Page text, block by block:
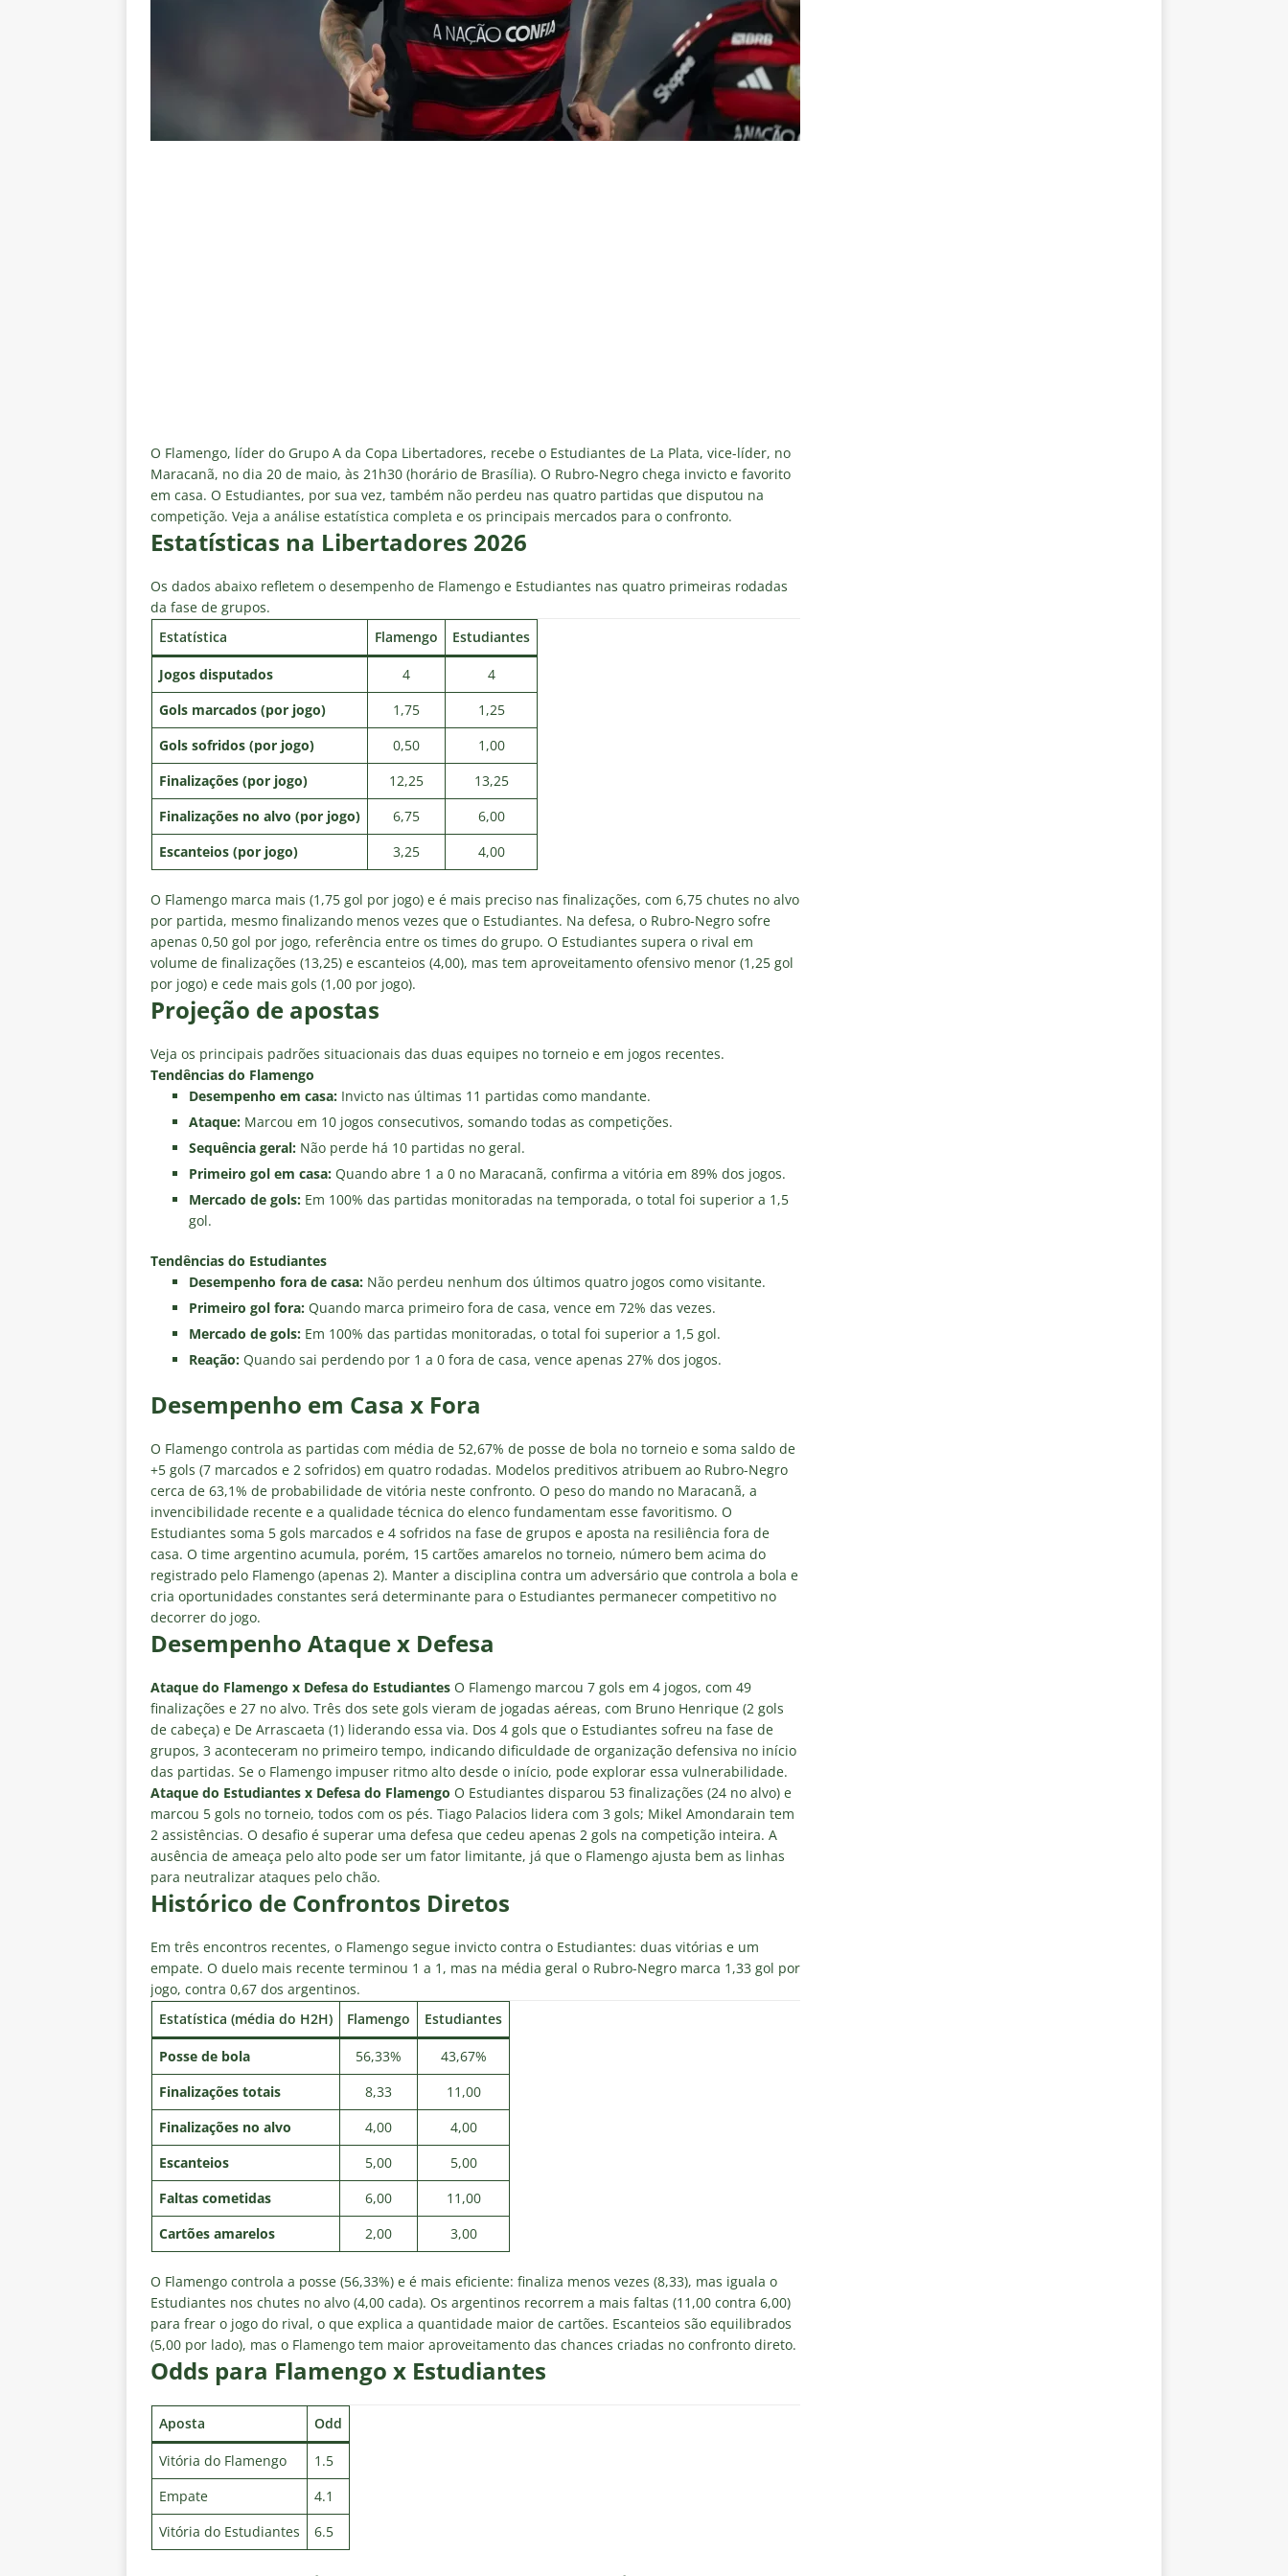
[ 7 de agosto de 2026 ]
⚠️ EDITORIAL: Fracasso do Fluminense é “projeto” para empurrar a SAF,
dispara Vinicius Toledo
COLUNAS
[ 7 de agosto de 2026 ] Fluminense faz anúncio sobre o futuro do volante Ruan Sales
NOTÍCIAS
[ 7 de agosto de 2026 ] Mercado da bola: Estafe de Luiz Henrique informa encerramento de
sobre a “decomposição” das Torcidas Organizadas e cooptação pela gestão
NOTÍCIAS
[ 7 de agosto de 2026 ] Brasileirão 2026: CBF divulga arbitragem para Botafogo x Fluminense
NOTÍCIAS
Fluminense é avaliada em R$ 218 milhões e Tricolor mantém porcentagem
[ 7 de agosto de 2026 ] Botafogo x Fluminense: onde assistir ao vivo, horário e escalações do
clássico pelo Brasileirão 2026
NOTÍCIAS
O Flamengo, líder do Grupo A da Copa Libertadores, recebe o Estudiantes de La Plata, vice-líder, no
Maracanã, no dia 20 de maio, às 21h30 (horário de Brasília). O Rubro-Negro chega invicto e favorito
em casa. O Estudiantes, por sua vez, também não perdeu nas quatro partidas que disputou na
competição. Veja a análise estatística completa e os principais mercados para o confronto.
Estatísticas na Libertadores 2026
Os dados abaixo refletem o desempenho de Flamengo e Estudiantes nas quatro primeiras rodadas
da fase de grupos.
Estatística
Flamengo Estudiantes
Jogos disputados 4
4
Gols marcados (por jogo)
1,75
1,25
Gols sofridos (por jogo)
0,50
1,00
Finalizações (por jogo)
12,25
13,25
Finalizações no alvo (por jogo)
6,75
6,00
Escanteios (por jogo)
3,25 4,00
O Flamengo marca mais (1,75 gol por jogo) e é mais preciso nas finalizações, com 6,75 chutes no alvo
por partida, mesmo finalizando menos vezes que o Estudiantes. Na defesa, o Rubro-Negro sofre
apenas 0,50 gol por jogo, referência entre os times do grupo. O Estudiantes supera o rival em
volume de finalizações (13,25) e escanteios (4,00), mas tem aproveitamento ofensivo menor (1,25 gol
por jogo) e cede mais gols (1,00 por jogo).
Projeção de apostas
Veja os principais padrões situacionais das duas equipes no torneio e em jogos recentes.
Tendências do Flamengo
Desempenho em casa: Invicto nas últimas 11 partidas como mandante.
Ataque: Marcou em 10 jogos consecutivos, somando todas as competições.
Sequência geral: Não perde há 10 partidas no geral.
Primeiro gol em casa: Quando abre 1 a 0 no Maracanã, confirma a vitória em 89% dos jogos.
Mercado de gols: Em 100% das partidas monitoradas na temporada, o total foi superior a 1,5
gol.
Tendências do Estudiantes
Desempenho fora de casa: Não perdeu nenhum dos últimos quatro jogos como visitante.
Primeiro gol fora: Quando marca primeiro fora de casa, vence em 72% das vezes.
Mercado de gols: Em 100% das partidas monitoradas, o total foi superior a 1,5 gol.
Reação: Quando sai perdendo por 1 a 0 fora de casa, vence apenas 27% dos jogos.
Desempenho em Casa x Fora
O Flamengo controla as partidas com média de 52,67% de posse de bola no torneio e soma saldo de
+5 gols (7 marcados e 2 sofridos) em quatro rodadas. Modelos preditivos atribuem ao Rubro-Negro
cerca de 63,1% de probabilidade de vitória neste confronto. O peso do mando no Maracanã, a
invencibilidade recente e a qualidade técnica do elenco fundamentam esse favoritismo. O
Estudiantes soma 5 gols marcados e 4 sofridos na fase de grupos e aposta na resiliência fora de
casa. O time argentino acumula, porém, 15 cartões amarelos no torneio, número bem acima do
registrado pelo Flamengo (apenas 2). Manter a disciplina contra um adversário que controla a bola e
cria oportunidades constantes será determinante para o Estudiantes permanecer competitivo no
decorrer do jogo.
Desempenho Ataque x Defesa
Ataque do Flamengo x Defesa do Estudiantes O Flamengo marcou 7 gols em 4 jogos, com 49
finalizações e 27 no alvo. Três dos sete gols vieram de jogadas aéreas, com Bruno Henrique (2 gols
de cabeça) e De Arrascaeta (1) liderando essa via. Dos 4 gols que o Estudiantes sofreu na fase de
grupos, 3 aconteceram no primeiro tempo, indicando dificuldade de organização defensiva no início
das partidas. Se o Flamengo impuser ritmo alto desde o início, pode explorar essa vulnerabilidade.
Ataque do Estudiantes x Defesa do Flamengo O Estudiantes disparou 53 finalizações (24 no alvo) e
marcou 5 gols no torneio, todos com os pés. Tiago Palacios lidera com 3 gols; Mikel Amondarain tem
2 assistências. O desafio é superar uma defesa que cedeu apenas 2 gols na competição inteira. A
ausência de ameaça pelo alto pode ser um fator limitante, já que o Flamengo ajusta bem as linhas
para neutralizar ataques pelo chão.
Histórico de Confrontos Diretos
Em três encontros recentes, o Flamengo segue invicto contra o Estudiantes: duas vitórias e um
empate. O duelo mais recente terminou 1 a 1, mas na média geral o Rubro-Negro marca 1,33 gol por
jogo, contra 0,67 dos argentinos.
Estatística (média do H2H)
Flamengo Estudiantes
Posse de bola 56,33%
43,67%
Finalizações totais
8,33
11,00
Finalizações no alvo
4,00
4,00
Escanteios
5,00
5,00
Faltas cometidas
6,00
11,00
Cartões amarelos
2,00 3,00
O Flamengo controla a posse (56,33%) e é mais eficiente: finaliza menos vezes (8,33), mas iguala o
Estudiantes nos chutes no alvo (4,00 cada). Os argentinos recorrem a mais faltas (11,00 contra 6,00)
para frear o jogo do rival, o que explica a quantidade maior de cartões. Escanteios são equilibrados
(5,00 por lado), mas o Flamengo tem maior aproveitamento das chances criadas no confronto direto.
Odds para Flamengo x Estudiantes
Aposta Odd
Vitória do Flamengo
1.5
Empate
4.1
Vitória do Estudiantes
6.5